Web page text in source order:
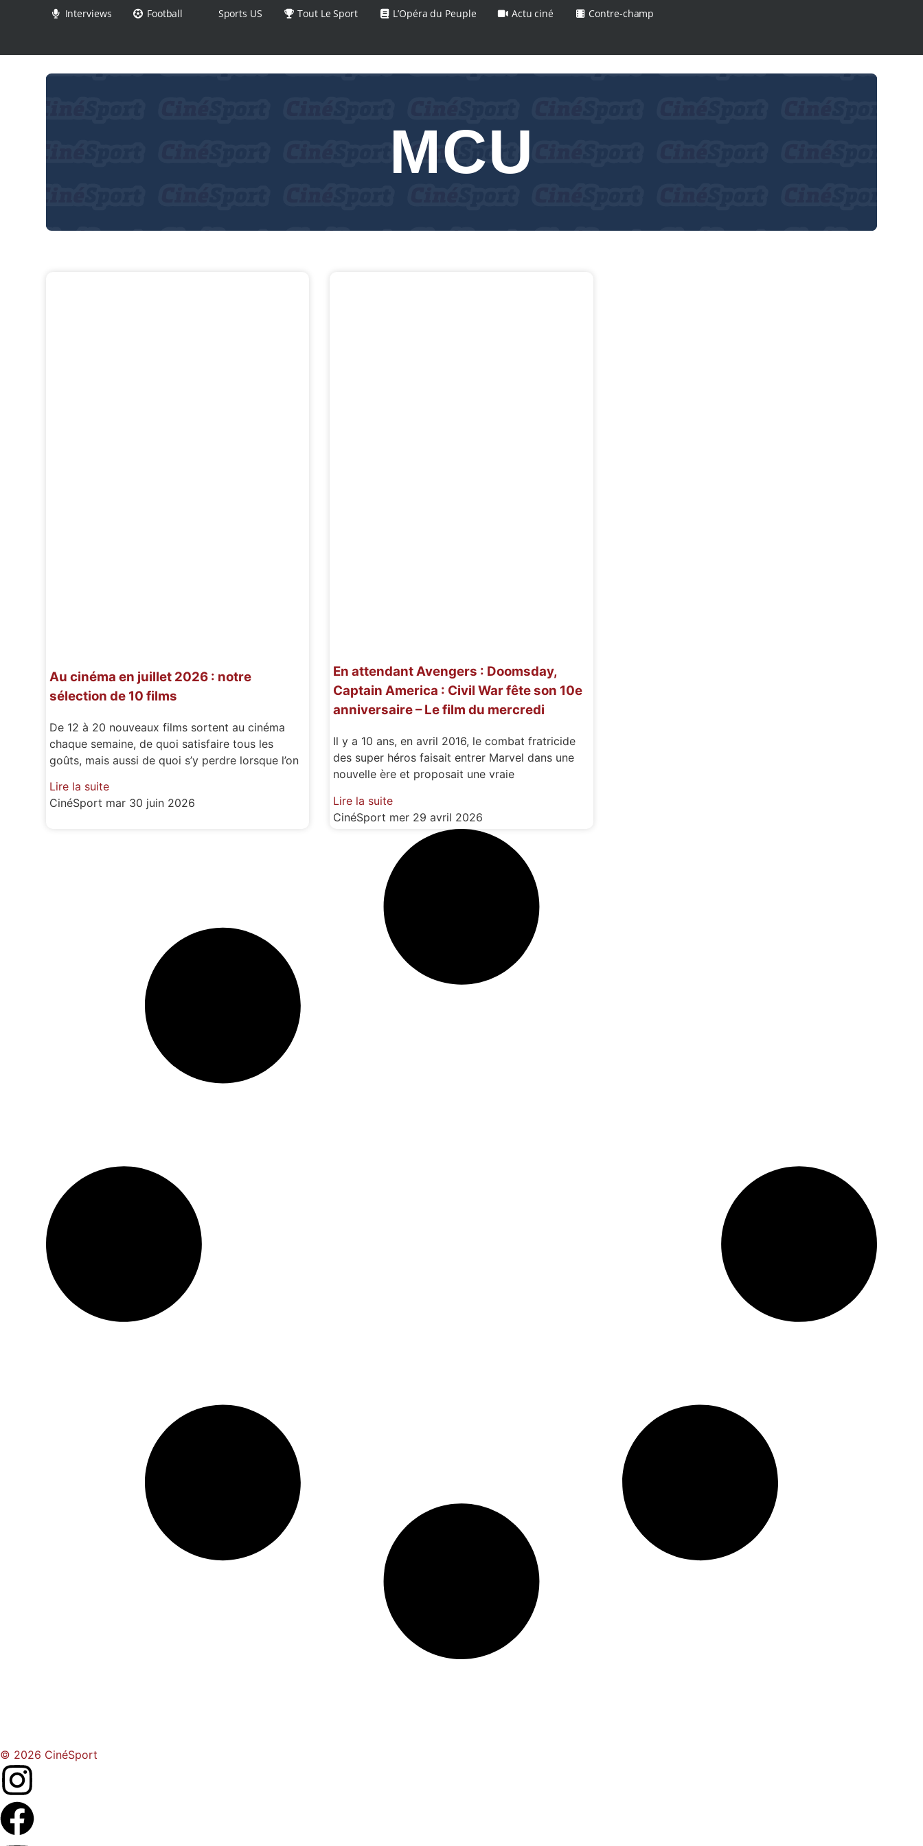
Interviews Football Sports US Tout Le Sport L’Opéra du Peuple Actu ciné Contre-champ
MCU
Au cinéma en juillet 2026 : notre
sélection de 10 films
De 12 à 20 nouveaux films sortent au cinéma
chaque semaine, de quoi satisfaire tous les
goûts, mais aussi de quoi s’y perdre lorsque l’on
Lire la suite
CinéSport mar 30 juin 2026
En attendant Avengers : Doomsday,
Captain America : Civil War fête son 10e
anniversaire – Le film du mercredi
Il y a 10 ans, en avril 2016, le combat fratricide
des super héros faisait entrer Marvel dans une
nouvelle ère et proposait une vraie
Lire la suite
CinéSport mer 29 avril 2026
© 2026 CinéSport